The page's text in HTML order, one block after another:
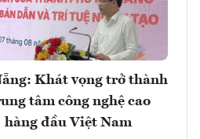
Khát vọng trở thành
tâm công nghệ cao
hàng đầu Việt Nam